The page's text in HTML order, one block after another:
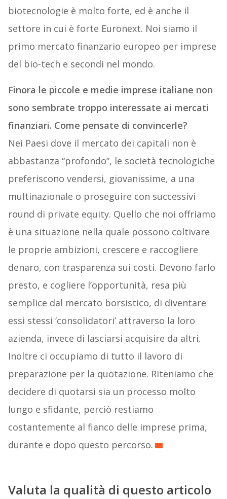
biotecnologie è molto forte, ed è anche il
settore in cui è forte Euronext. Noi siamo il
primo mercato finanzario europeo per imprese
del bio-tech e secondi nel mondo.
Finora le piccole e medie imprese italiane non
sono sembrate troppo interessate ai mercati
finanziari. Come pensate di convincerle?
Nei Paesi dove il mercato dei capitali non è
abbastanza “profondo”, le società tecnologiche
preferiscono vendersi, giovanissime, a una
multinazionale o proseguire con successivi
round di private equity. Quello che noi offriamo
è una situazione nella quale possono coltivare
le proprie ambizioni, crescere e raccogliere
denaro, con trasparenza sui costi. Devono farlo
presto, e cogliere l’opportunità, resa più
semplice dal mercato borsistico, di diventare
essi stessi ‘consolidatori’ attraverso la loro
azienda, invece di lasciarsi acquisire da altri.
Inoltre ci occupiamo di tutto il lavoro di
preparazione per la quotazione. Riteniamo che
decidere di quotarsi sia un processo molto
lungo e sfidante, perciò restiamo
costantemente al fianco delle imprese prima,
durante e dopo questo percorso.
Valuta la qualità di questo articolo